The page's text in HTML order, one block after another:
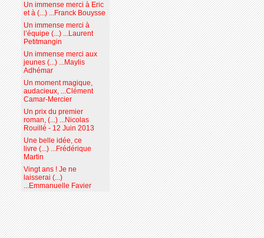
Un immense merci à Eric
et à (...) ...Franck Bouysse
Un immense merci à
l’équipe (...) ...Laurent
Petitmangin
Un immense merci aux
jeunes (...) ...Maylis
Adhémar
Un moment magique,
audacieux, ...Clément
Camar-Mercier
Un prix du premier
roman, (...) ...Nicolas
Rouillé - 12 Juin 2013
Une belle idée, ce
livre (...) ...Frédérique
Martin
Vingt ans ! Je ne
laisserai (...)
...Emmanuelle Favier